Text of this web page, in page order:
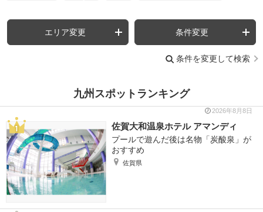
エリア変更 条件変更
条件を変更して検索
九州スポットランキング
2026年8月8日
佐賀大和温泉ホテル アマンディ
プールで遊んだ後は名物「炭酸泉」が
おすすめ
佐賀県